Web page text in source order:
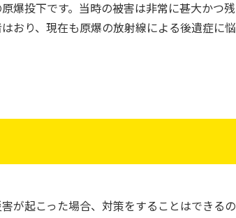
爆投下です。当時の被害は非常に甚大かつ残
おり、現在も原爆の放射線による後遺症に悩
が起こった場合、対策をすることはできるの